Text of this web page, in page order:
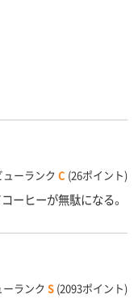
ューランク C (26ポイント)
ーヒーが無駄になる。
ーランク S (2093ポイント)